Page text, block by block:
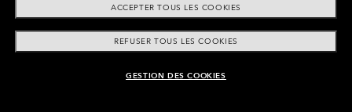
AJOUTER AU PANIER
Voir guide des taillesACCEPTER TOUS LES COOKIES
REFUSER TOUS LES COOKIES
GESTION DES COOKIES